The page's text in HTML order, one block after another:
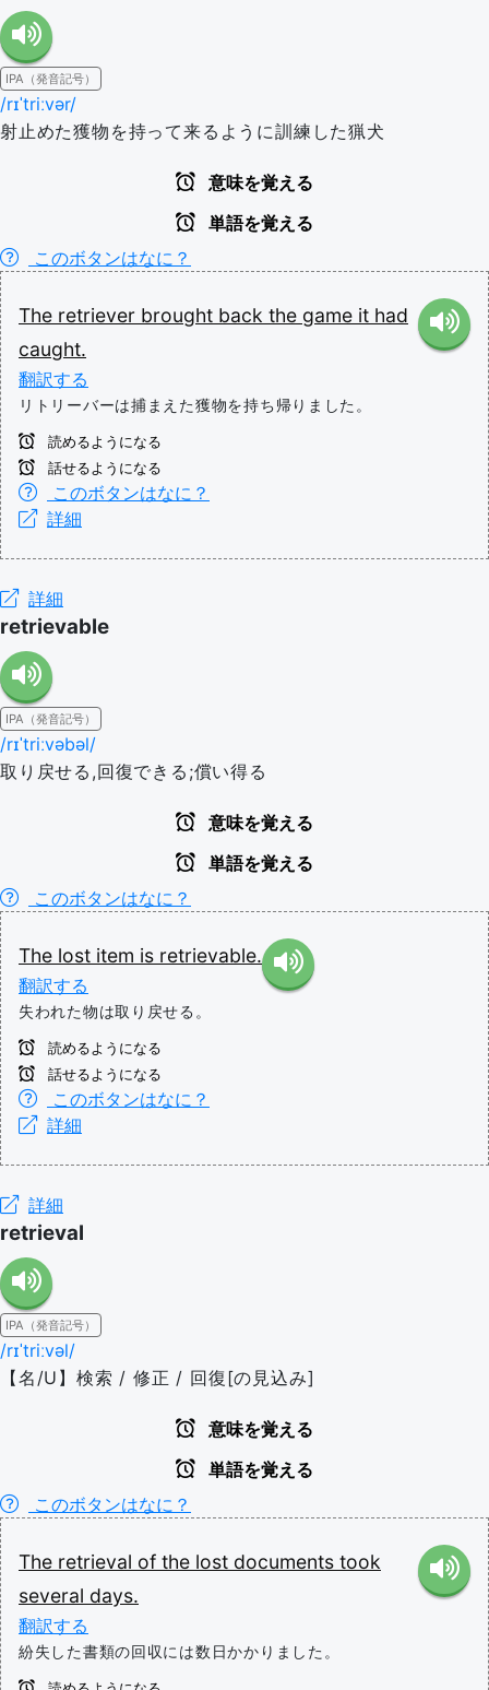
IPA（発音記号）
/rɪˈtriːvər/
射止めた獲物を持って来るように訓練した猟犬
意味を覚える
単語を覚える
このボタンはなに？
The retriever brought back the game it had
caught.
翻訳する
リトリーバーは捕まえた獲物を持ち帰りました。
読めるようになる
話せるようになる
このボタンはなに？
詳細
詳細
retrievable
IPA（発音記号）
/rɪˈtriːvəbəl/
取り戻せる,回復できる;償い得る
意味を覚える
単語を覚える
このボタンはなに？
The lost item is retrievable.
翻訳する
失われた物は取り戻せる。
読めるようになる
話せるようになる
このボタンはなに？
詳細
詳細
retrieval
IPA（発音記号）
/rɪˈtriːvəl/
【名/U】検索 / 修正 / 回復[の見込み]
意味を覚える
単語を覚える
このボタンはなに？
The retrieval of the lost documents took
several days.
翻訳する
紛失した書類の回収には数日かかりました。